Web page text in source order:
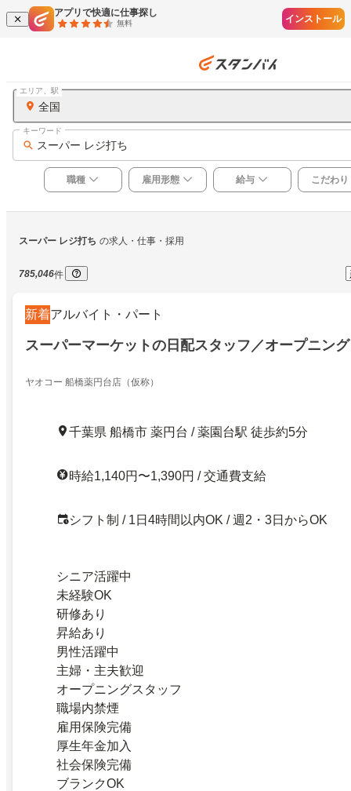
アプリで快適に仕事探し
無料 インストール
全国
エリア、駅
スーパー レジ打ち
キーワード
職種 雇用形態 給与 こだわり
スーパー レジ打ち の求人・仕事・採用
785,046件
新着アルバイト・パート
スーパーマーケットの日配スタッフ／オープニング
ヤオコー 船橋薬円台店（仮称）
千葉県 船橋市 薬円台 / 薬園台駅 徒歩約5分
時給1,140円〜1,390円 / 交通費支給
シフト制 / 1日4時間以内OK / 週2・3日からOK
シニア活躍中
未経験OK
研修あり
昇給あり
男性活躍中
主婦・主夫歓迎
オープニングスタッフ
職場内禁煙
雇用保険完備
厚生年金加入
社会保険完備
ブランクOK